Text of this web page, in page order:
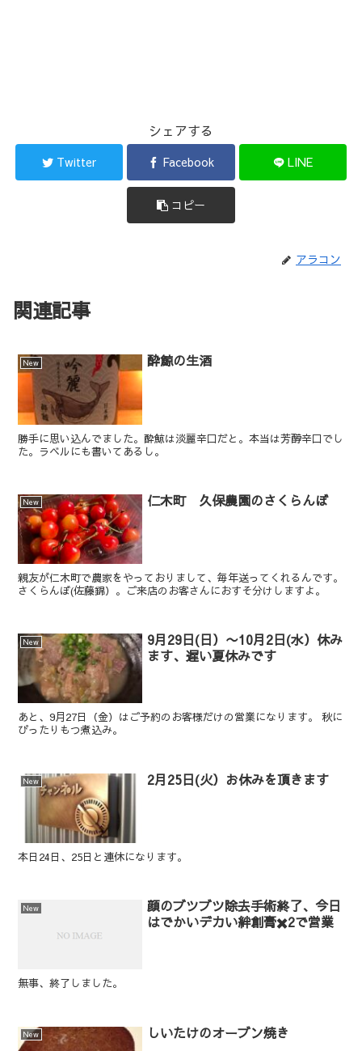
シェアする
Twitter Facebook LINE
コピー
アラコン
関連記事
New 酔鯨の生酒
勝手に思い込んでました。酔鯨は淡麗辛口だと。本当は芳醇辛口でし
た。ラベルにも書いてあるし。
New 仁木町 久保農園のさくらんぼ
親友が仁木町で農家をやっておりまして、毎年送ってくれるんです。
さくらんぼ(佐藤錦）。ご来店のお客さんにおすそ分けしますよ。
New
9月29日(日）〜10月2日(水）休み
ます、遅い夏休みです
あと、9月27日（金）はご予約のお客様だけの営業になります。 秋に
ぴったりもつ煮込み。
New 2月25日(火）お休みを頂きます
本日24日、25日と連休になります。
New
顔のブツブツ除去手術終了、今日
はでかいデカい絆創膏✖️2で営業
無事、終了しました。
New しいたけのオーブン焼き